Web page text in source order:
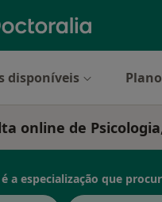
disponíveis
online de
a especialização que